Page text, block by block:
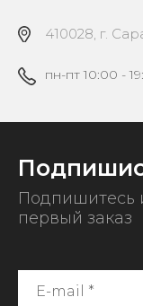
410028, г.
пн-пт 10:00 -
Подпишитесь
первый заказ